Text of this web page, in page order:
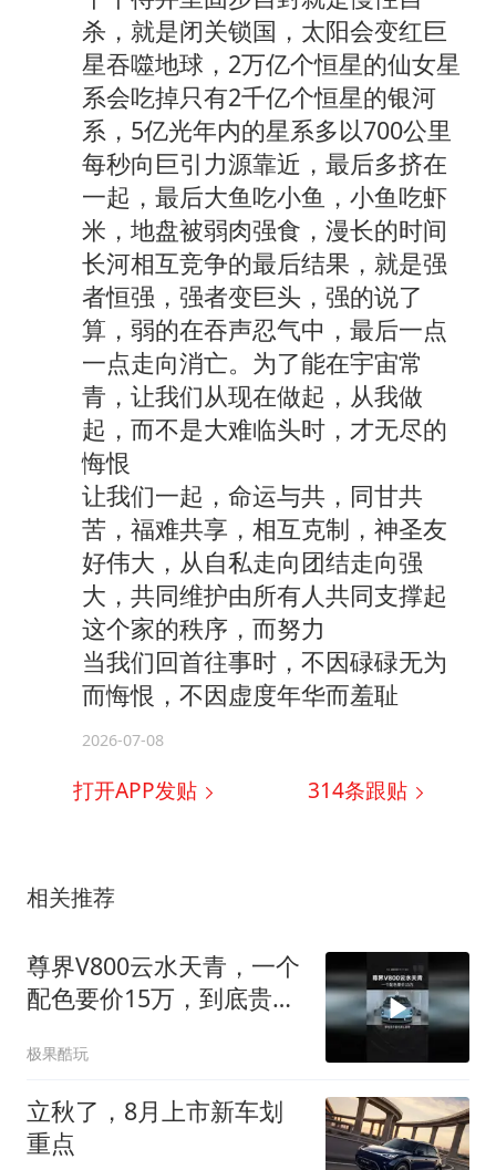
杀，就是闭关锁国，太阳会变红巨
星吞噬地球，2万亿个恒星的仙女星
系会吃掉只有2千亿个恒星的银河
系，5亿光年内的星系多以700公里
每秒向巨引力源靠近，最后多挤在
一起，最后大鱼吃小鱼，小鱼吃虾
米，地盘被弱肉强食，漫长的时间
长河相互竞争的最后结果，就是强
者恒强，强者变巨头，强的说了
算，弱的在吞声忍气中，最后一点
一点走向消亡。为了能在宇宙常
青，让我们从现在做起，从我做
起，而不是大难临头时，才无尽的
悔恨
让我们一起，命运与共，同甘共
苦，福难共享，相互克制，神圣友
好伟大，从自私走向团结走向强
大，共同维护由所有人共同支撑起
这个家的秩序，而努力
当我们回首往事时，不因碌碌无为
而悔恨，不因虚度年华而羞耻
2026-07-08
打开APP发贴 314条跟贴
相关推荐
尊界V800云水天青，一个
配色要价15万，到底贵在
极果酷玩
立秋了，8月上市新车划
重点